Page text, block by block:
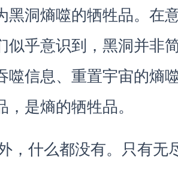
黑洞熵噬的牺牲品。在
似乎意识到，黑洞并非
噬信息、重置宇宙的熵
，是熵的牺牲品。
，什么都没有。只有无